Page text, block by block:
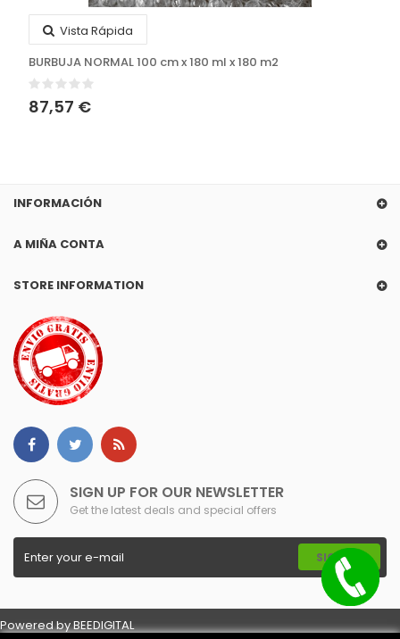
Vista Rápida
BURBUJA NORMAL 100 cm x 180 ml x 180 m2
87,57 €
INFORMACIÓN
A MIÑA CONTA
STORE INFORMATION
SIGN UP FOR OUR NEWSLETTER
Get the latest deals and special offers
SIGN UP
Powered byBEEDIGITAL